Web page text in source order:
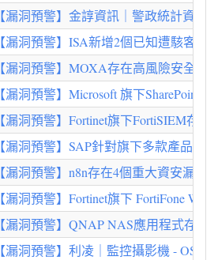
【漏洞預警】金諄資訊｜警政統計資料
【漏洞預警】ISA新增2個已知遭駭客利
【漏洞預警】MOXA存在高風險安全漏
【漏洞預警】Microsoft 旗下SharePoint
【漏洞預警】Fortinet旗下FortiSIEM存
【漏洞預警】SAP針對旗下多款產品發
【漏洞預警】n8n存在4個重大資安漏洞
【漏洞預警】Fortinet旗下 FortiFone
【漏洞預警】QNAP NAS應用程式存
【漏洞預警】利凌｜監控攝影機 - OS